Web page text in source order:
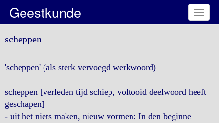
Toggle
Geestkunde
scheppen
'scheppen' (als sterk vervoegd werkwoord)
scheppen [verleden tijd schiep, voltooid deelwoord heeft
geschapen]
- uit het niets maken, nieuw vormen: In den beginne